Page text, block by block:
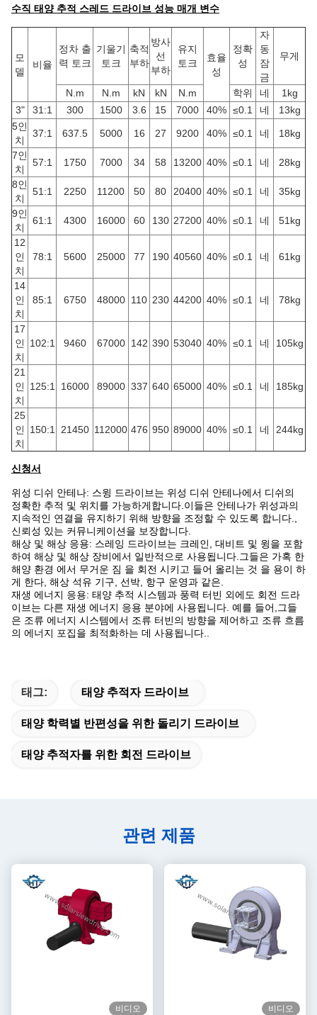
수직 태양 추적 스레드 드라이브 성능 매개 변수
모
델
비율
정차 출
력 토크
기울기
토크
축적
부하
방사
선
부하
유지
토크
효율
성
정확
성
자
동
잠
금
무게
N.m N.m kN kN N.m 학위 네
1kg
3"
31:1 300 1500 3.6 15 7000 40% ≤0.1 네
13kg
5인
치
37:1 637.5 5000 16 27 9200 40% ≤0.1 네
18kg
7인
치
57:1 1750 7000 34 58 13200 40% ≤0.1 네
28kg
8인
치
51:1 2250 11200 50 80 20400 40% ≤0.1 네
35kg
9인
치
61:1 4300 16000 60 130 27200 40% ≤0.1 네
51kg
12
인
치
78:1 5600 25000 77 190 40560 40% ≤0.1 네 61kg
14
인
치
85:1 6750 48000 110 230 44200 40% ≤0.1 네 78kg
17
인
치
102:1 9460 67000 142 390 53040 40% ≤0.1 네 105kg
21
인
치
125:1 16000 89000 337 640 65000 40% ≤0.1 네 185kg
25
인
치
150:1 21450 112000 476 950 89000 40% ≤0.1 네 244kg
신청서
위성 디쉬 안테나: 스윙 드라이브는 위성 디쉬 안테나에서 디쉬의
정확한 추적 및 위치를 가능하게합니다.이들은 안테나가 위성과의
지속적인 연결을 유지하기 위해 방향을 조정할 수 있도록 합니다.,
신뢰성 있는 커뮤니케이션을 보장합니다.
해상 및 해상 응용: 스레잉 드라이브는 크레인, 대비트 및 윙을 포함
하여 해상 및 해상 장비에서 일반적으로 사용됩니다.그들은 가혹 한
해양 환경 에서 무거운 짐 을 회전 시키고 들어 올리는 것 을 용이 하
게 한다, 해상 석유 기구, 선박, 항구 운영과 같은.
재생 에너지 응용: 태양 추적 시스템과 풍력 터빈 외에도 회전 드라
이브는 다른 재생 에너지 응용 분야에 사용됩니다. 예를 들어,그들
은 조류 에너지 시스템에서 조류 터빈의 방향을 제어하고 조류 흐름
의 에너지 포집을 최적화하는 데 사용됩니다..
태그: 태양 추적자 드라이브
태양 학력별 반편성을 위한 돌리기 드라이브
태양 추적자를 위한 회전 드라이브
관련 제품
비디오 비디오